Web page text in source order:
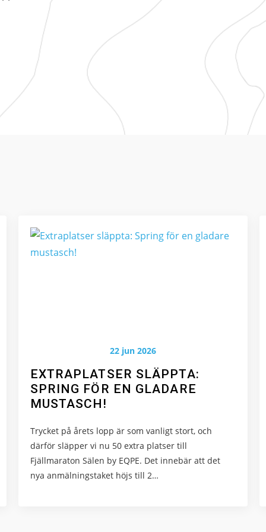
EXTRAPLATSER SLÄPPTA:
SPRING FÖR EN GLADARE
MUSTASCH!
22 jun 2026
Trycket på årets lopp är som vanligt stort, och
därför släpper vi nu 50 extra platser till
Fjällmaraton Sälen by EQPE. Det innebär att det
nya anmälningstaket höjs till 2…